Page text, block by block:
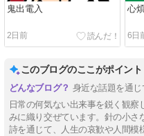
鬼出電入
2日前
心
6日
このブログのここがポイント
身近な話題を通
日常の何気ない出来事を鋭く観
みに織り交ぜています。針の小さ
詩を通じて、人生の哀歓や人間模